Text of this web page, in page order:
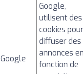
Google
Google,
utilisent des
cookies pour
diffuser des
annonces
fonction de